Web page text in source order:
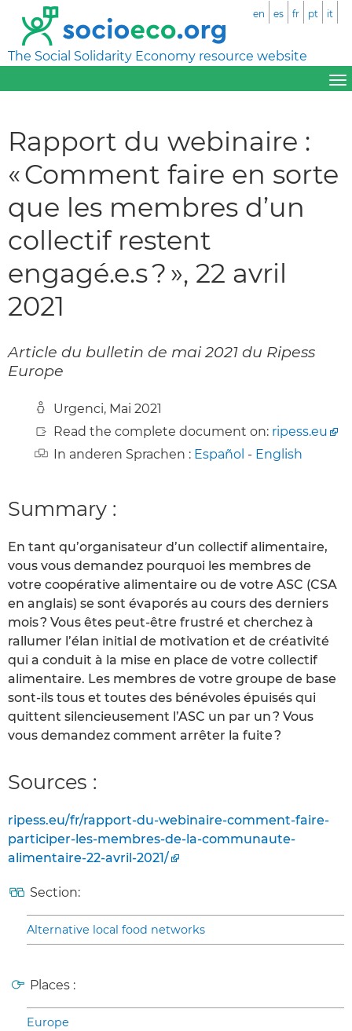
The Social Solidarity Economy resource website
en es fr pt it
Rapport du webinaire :
« Comment faire en sorte
que les membres d’un
collectif restent
engagé.e.s ? », 22 avril
2021
Article du bulletin de mai 2021 du Ripess
Europe
Urgenci, Mai 2021
Read the complete document on: ripess.eu
In anderen Sprachen : Español - English
Summary :
En tant qu’organisateur d’un collectif alimentaire,
vous vous demandez pourquoi les membres de
votre coopérative alimentaire ou de votre ASC (CSA
en anglais) se sont évaporés au cours des derniers
mois ? Vous êtes peut-être frustré et cherchez à
rallumer l’élan initial de motivation et de créativité
qui a conduit à la mise en place de votre collectif
alimentaire. Les membres de votre groupe de base
sont-ils tous et toutes des bénévoles épuisés qui
quittent silencieusement l’ASC un par un ? Vous
vous demandez comment arrêter la fuite ?
Sources :
ripess.eu/fr/rapport-du-webinaire-comment-faire-
participer-les-membres-de-la-communaute-
alimentaire-22-avril-2021/
Section:
Alternative local food networks
Places :
Europe